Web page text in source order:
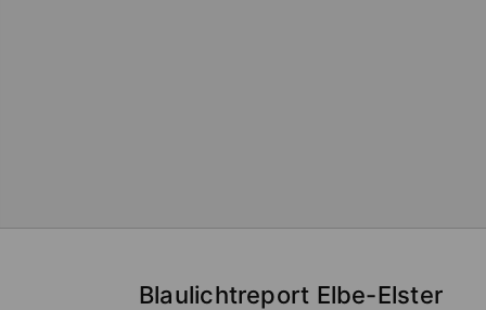
Blaulichtreport Elbe-Elster